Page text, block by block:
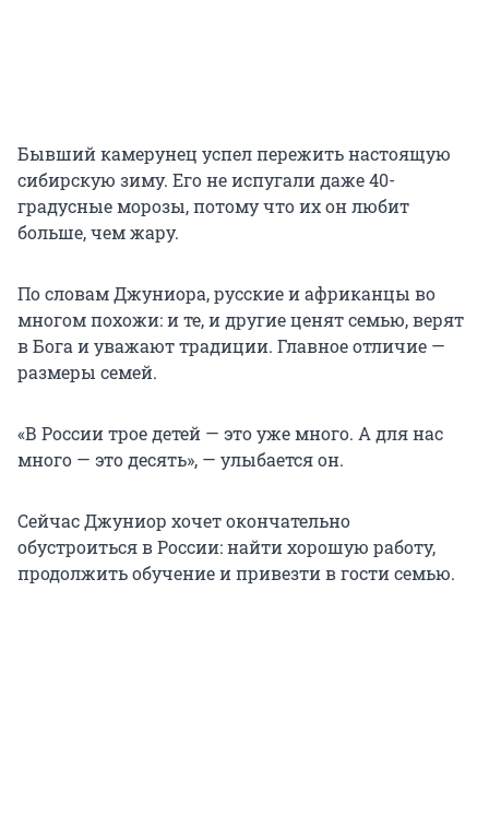
Бывший камерунец успел пережить настоящую
сибирскую зиму. Его не испугали даже 40-
градусные морозы, потому что их он любит
больше, чем жару.
По словам Джуниора, русские и африканцы во
многом похожи: и те, и другие ценят семью, верят
в Бога и уважают традиции. Главное отличие —
размеры семей.
«В России трое детей — это уже много. А для нас
много — это десять», — улыбается он.
Сейчас Джуниор хочет окончательно
обустроиться в России: найти хорошую работу,
продолжить обучение и привезти в гости семью.